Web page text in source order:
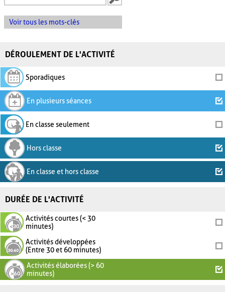
Voir tous les mots-clés
DÉROULEMENT DE L'ACTIVITÉ
Sporadiques
En plusieurs séances
En classe seulement
Hors classe
En classe et hors classe
DURÉE DE L'ACTIVITÉ
Activités courtes (< 30
minutes)
Activités développées
(Entre 30 et 60 minutes)
Activités élaborées (> 60
minutes)